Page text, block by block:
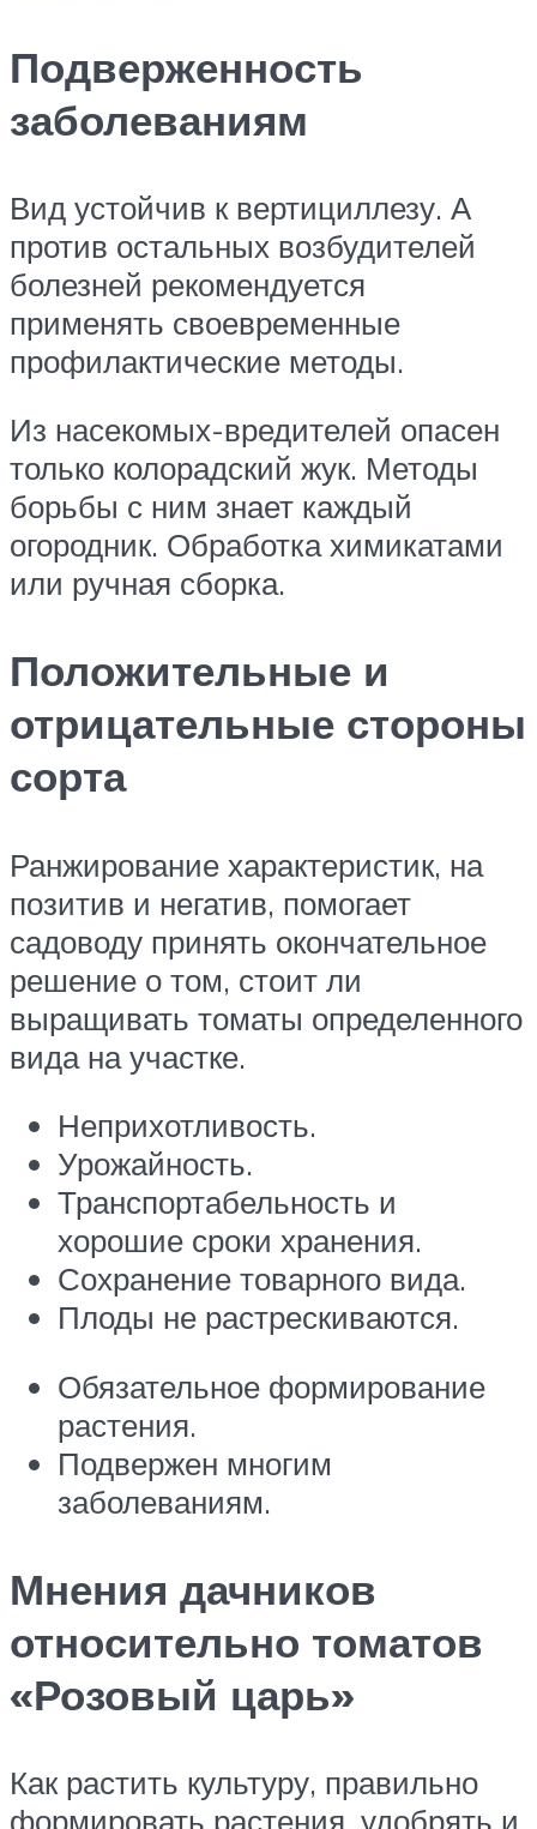
Подверженность
заболеваниям
Вид устойчив к вертициллезу. А
против остальных возбудителей
болезней рекомендуется
применять своевременные
профилактические методы.
Из насекомых-вредителей опасен
только колорадский жук. Методы
борьбы с ним знает каждый
огородник. Обработка химикатами
или ручная сборка.
Положительные и
отрицательные стороны
сорта
Ранжирование характеристик, на
позитив и негатив, помогает
садоводу принять окончательное
решение о том, стоит ли
выращивать томаты определенного
вида на участке.
Неприхотливость.
Урожайность.
Транспортабельность и
хорошие сроки хранения.
Сохранение товарного вида.
Плоды не растрескиваются.
Обязательное формирование
растения.
Подвержен многим
заболеваниям.
Мнения дачников
относительно томатов
«Розовый царь»
Как растить культуру, правильно
формировать растения, удобрять и